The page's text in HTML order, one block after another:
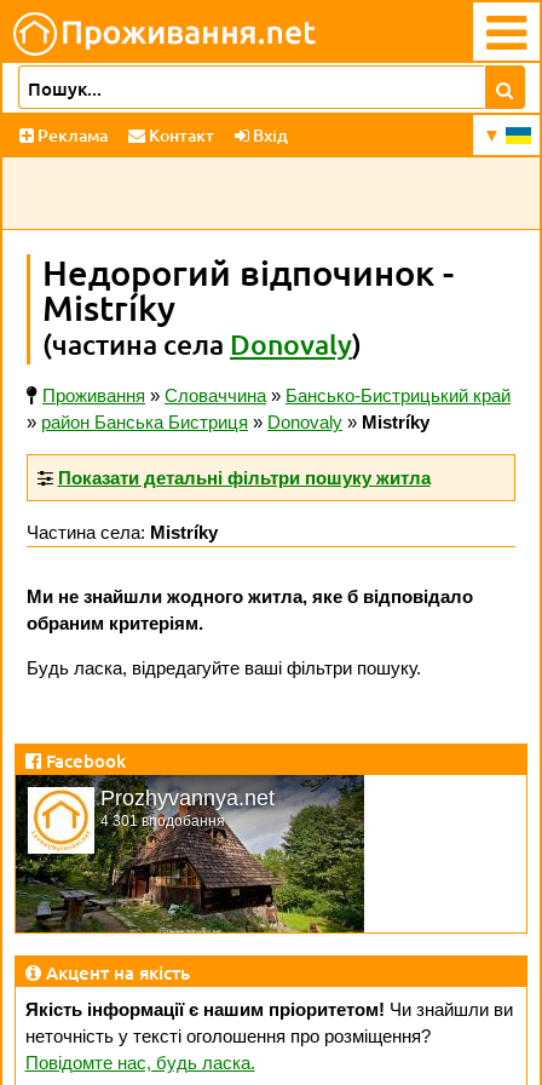
Реклама Контакт Вхід
Недорогий відпочинок -
Mistríky
(частина села Donovaly)
Проживання » Словаччина » Бансько-Бистрицький край
» район Банська Бистриця » Donovaly » Mistríky
Показати детальні фільтри пошуку житла
Частина села: Mistríky
Ми не знайшли жодного житла, яке б відповідало
обраним критеріям.
Будь ласка, відредагуйте ваші фільтри пошуку.
Facebook
Prozhyvannya.net
4 301 вподобання
Акцент на якість
Якість інформації є нашим пріоритетом! Чи знайшли ви
неточність у тексті оголошення про розміщення?
Повідомте нас, будь ласка.